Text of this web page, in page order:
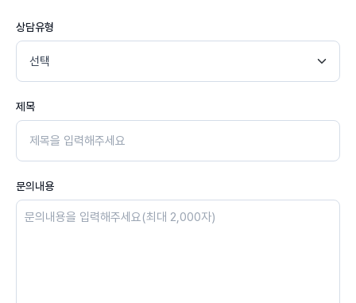
상담유형
제목
문의내용